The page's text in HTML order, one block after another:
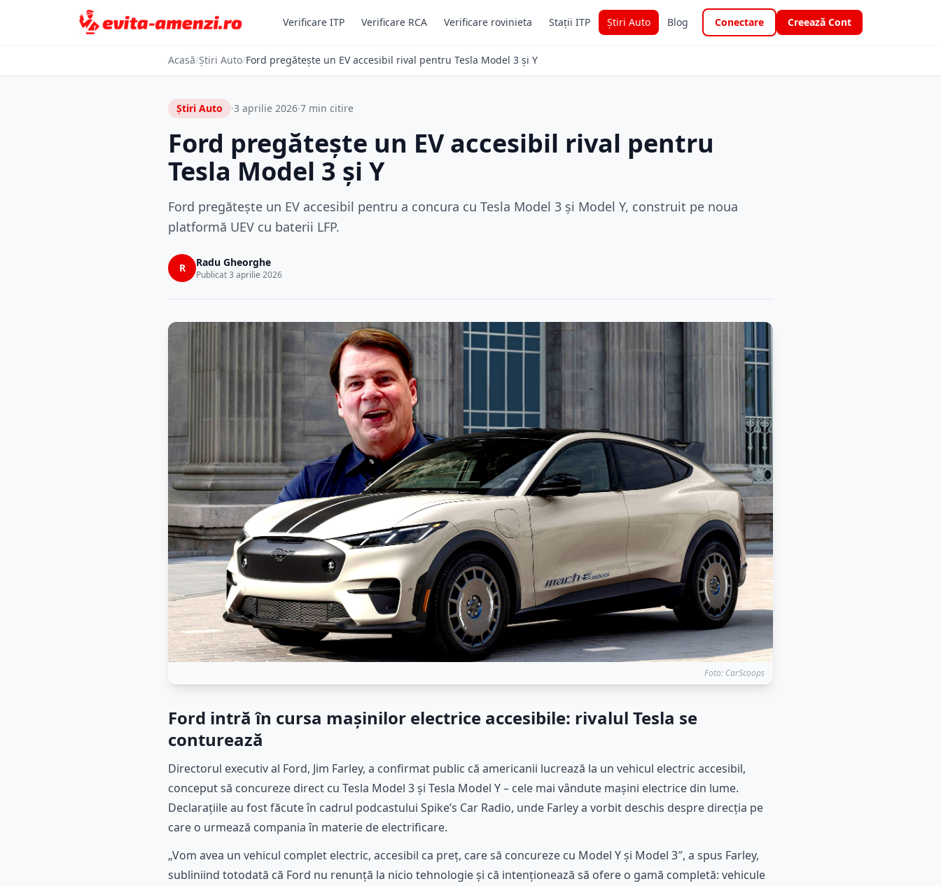
Verificare ITP Verificare RCA Verificare rovinieta Stații ITP Știri Auto Blog Conectare Creează Cont
Acasă/Știri Auto/Ford pregătește un EV accesibil rival pentru Tesla Model 3 și Y
Știri Auto ·3 aprilie 2026·7 min citire
Ford pregătește un EV accesibil rival pentru
Tesla Model 3 și Y
Ford pregătește un EV accesibil pentru a concura cu Tesla Model 3 și Model Y, construit pe noua
platformă UEV cu baterii LFP.
R Radu Gheorghe
Publicat 3 aprilie 2026
Foto: CarScoops
Ford intră în cursa mașinilor electrice accesibile: rivalul Tesla se
conturează
Directorul executiv al Ford, Jim Farley, a confirmat public că americanii lucrează la un vehicul electric accesibil,
conceput să concureze direct cu Tesla Model 3 și Tesla Model Y – cele mai vândute mașini electrice din lume.
Declarațiile au fost făcute în cadrul podcastului Spike’s Car Radio, unde Farley a vorbit deschis despre direcția pe
care o urmează compania în materie de electrificare.
„Vom avea un vehicul complet electric, accesibil ca preț, care să concureze cu Model Y și Model 3″, a spus Farley,
subliniind totodată că Ford nu renunță la nicio tehnologie și că intenționează să ofere o gamă completă: vehicule